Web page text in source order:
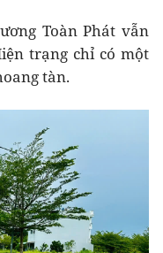
Toàn Phát vẫn
trạng chỉ có một
tàn.